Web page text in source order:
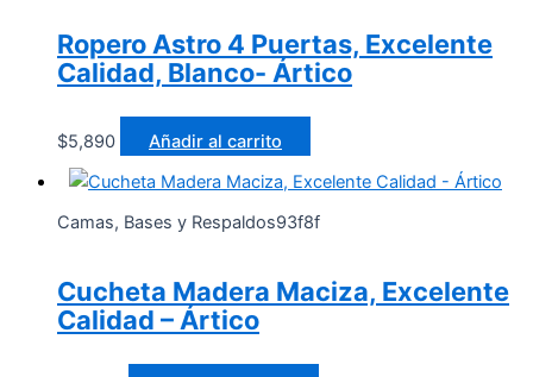
Ropero Astro 4 Puertas, Excelente
Calidad, Blanco- Ártico
$5,890 Añadir al carrito
Camas, Bases y Respaldos93f8f
Cucheta Madera Maciza, Excelente
Calidad – Ártico